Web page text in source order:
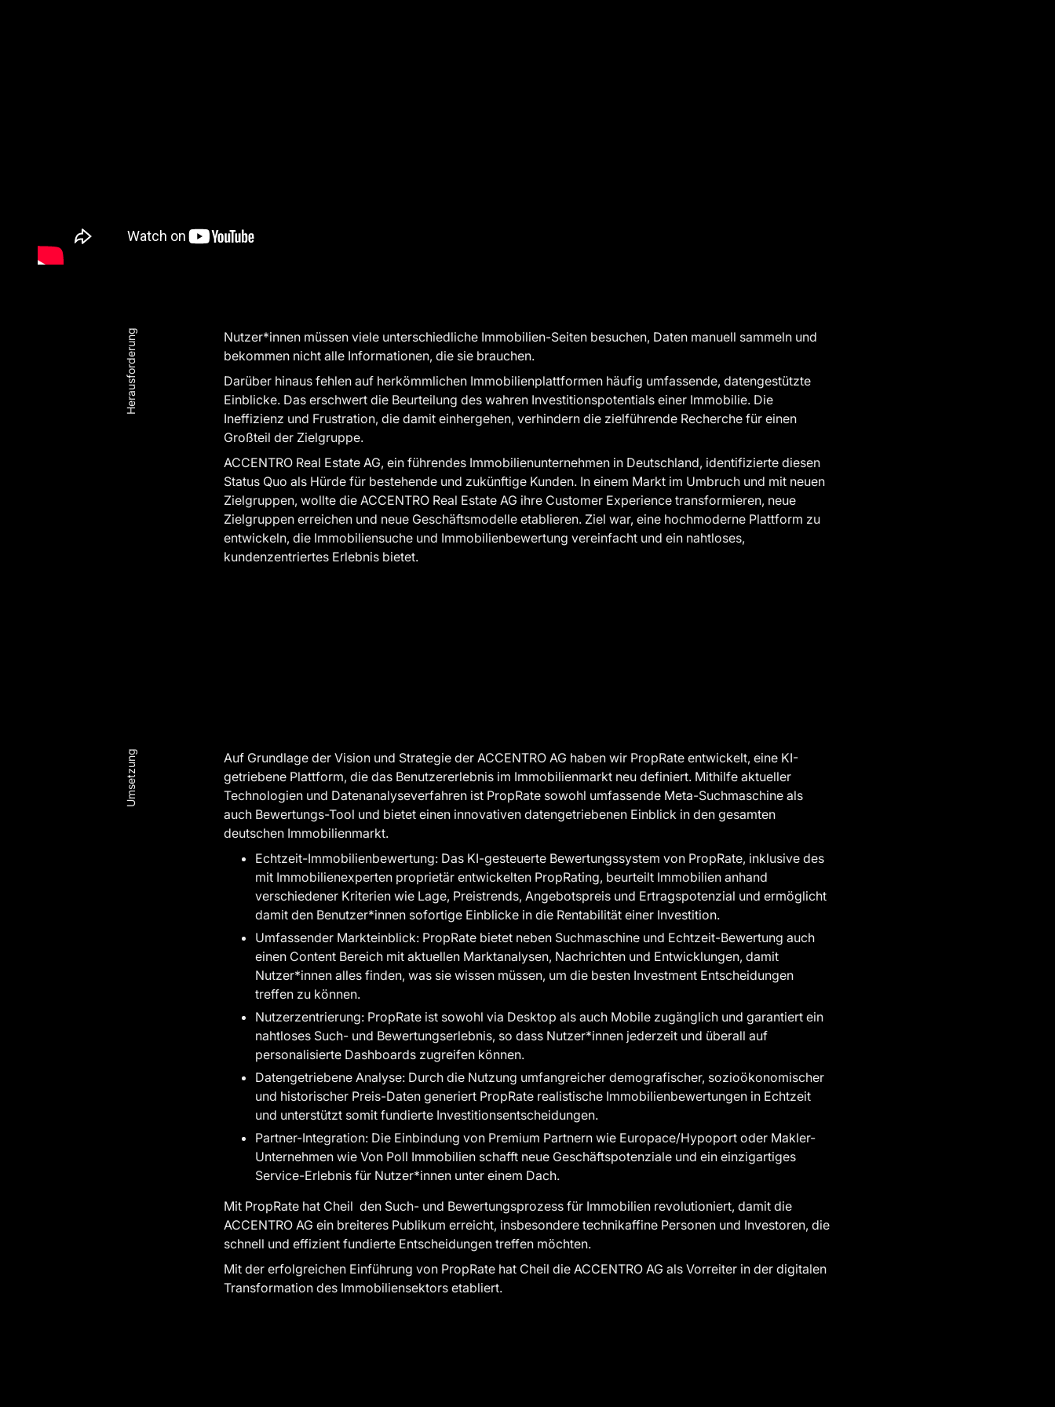
Herausforderung
Nutzer*innen müssen viele unterschiedliche Immobilien-Seiten besuchen, Daten manuell sammeln und
bekommen nicht alle Informationen, die sie brauchen.
Darüber hinaus fehlen auf herkömmlichen Immobilienplattformen häufig umfassende, datengestützte
Einblicke. Das erschwert die Beurteilung des wahren Investitionspotentials einer Immobilie. Die
Ineffizienz und Frustration, die damit einhergehen, verhindern die zielführende Recherche für einen
Großteil der Zielgruppe.
ACCENTRO Real Estate AG, ein führendes Immobilienunternehmen in Deutschland, identifizierte diesen
Status Quo als Hürde für bestehende und zukünftige Kunden. In einem Markt im Umbruch und mit neuen
Zielgruppen, wollte die ACCENTRO Real Estate AG ihre Customer Experience transformieren, neue
Zielgruppen erreichen und neue Geschäftsmodelle etablieren. Ziel war, eine hochmoderne Plattform zu
entwickeln, die Immobiliensuche und Immobilienbewertung vereinfacht und ein nahtloses,
kundenzentriertes Erlebnis bietet.
Umsetzung
Auf Grundlage der Vision und Strategie der ACCENTRO AG haben wir PropRate entwickelt, eine KI-
getriebene Plattform, die das Benutzererlebnis im Immobilienmarkt neu definiert. Mithilfe aktueller
Technologien und Datenanalyseverfahren ist PropRate sowohl umfassende Meta-Suchmaschine als
auch Bewertungs-Tool und bietet einen innovativen datengetriebenen Einblick in den gesamten
deutschen Immobilienmarkt.
Echtzeit-Immobilienbewertung: Das KI-gesteuerte Bewertungssystem von PropRate, inklusive des
mit Immobilienexperten proprietär entwickelten PropRating, beurteilt Immobilien anhand
verschiedener Kriterien wie Lage, Preistrends, Angebotspreis und Ertragspotenzial und ermöglicht
damit den Benutzer*innen sofortige Einblicke in die Rentabilität einer Investition.
Umfassender Markteinblick: PropRate bietet neben Suchmaschine und Echtzeit-Bewertung auch
einen Content Bereich mit aktuellen Marktanalysen, Nachrichten und Entwicklungen, damit
Nutzer*innen alles finden, was sie wissen müssen, um die besten Investment Entscheidungen
treffen zu können.
Nutzerzentrierung: PropRate ist sowohl via Desktop als auch Mobile zugänglich und garantiert ein
nahtloses Such- und Bewertungserlebnis, so dass Nutzer*innen jederzeit und überall auf
personalisierte Dashboards zugreifen können.
Datengetriebene Analyse: Durch die Nutzung umfangreicher demografischer, sozioökonomischer
und historischer Preis-Daten generiert PropRate realistische Immobilienbewertungen in Echtzeit
und unterstützt somit fundierte Investitionsentscheidungen.
Partner-Integration: Die Einbindung von Premium Partnern wie Europace/Hypoport oder Makler-
Unternehmen wie Von Poll Immobilien schafft neue Geschäftspotenziale und ein einzigartiges
Service-Erlebnis für Nutzer*innen unter einem Dach.
Mit PropRate hat Cheil den Such- und Bewertungsprozess für Immobilien revolutioniert, damit die
ACCENTRO AG ein breiteres Publikum erreicht, insbesondere technikaffine Personen und Investoren, die
schnell und effizient fundierte Entscheidungen treffen möchten.
Mit der erfolgreichen Einführung von PropRate hat Cheil die ACCENTRO AG als Vorreiter in der digitalen
Transformation des Immobiliensektors etabliert.